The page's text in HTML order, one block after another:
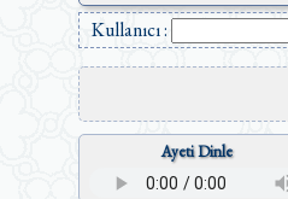
Kullanıcı :
Ayeti Dinle